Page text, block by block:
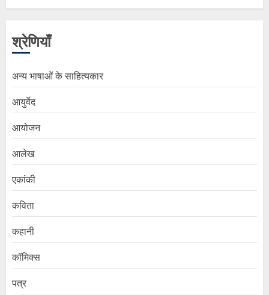
श्रेणियाँ
अन्य भाषाओं के साहित्यकार
आयुर्वेद
आयोजन
आलेख
एकांकी
कविता
कहानी
कॉमिक्स
पत्र